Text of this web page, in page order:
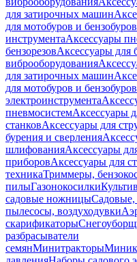
для затирочных машин
для мотобуров и бензобуров
инструментаАксессуары
бензорезовАксессуары для
виброоборудования
для затирочных машин
для мотобуров и бензобуров
электроинструмента
пневмосистемАксессуары
станковАксессуары для
бурения и сверления
шлифованияАксессуары
приборовАксессуары для
техникаТриммеры,
пилыГазонокосилки
садовые ножницыСадовые,
пылесосы, воздуходувки
скарификаторы
разбрасыватели
семянМинитракторы